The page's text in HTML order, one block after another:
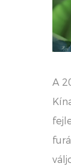
A